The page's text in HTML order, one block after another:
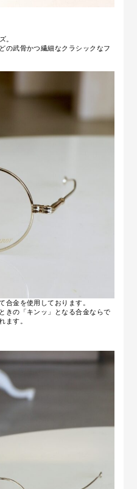
。
の武骨かつ繊細なクラシックなフ
合金を使用しております。
きの「キンッ」となる合金ならで
ます。